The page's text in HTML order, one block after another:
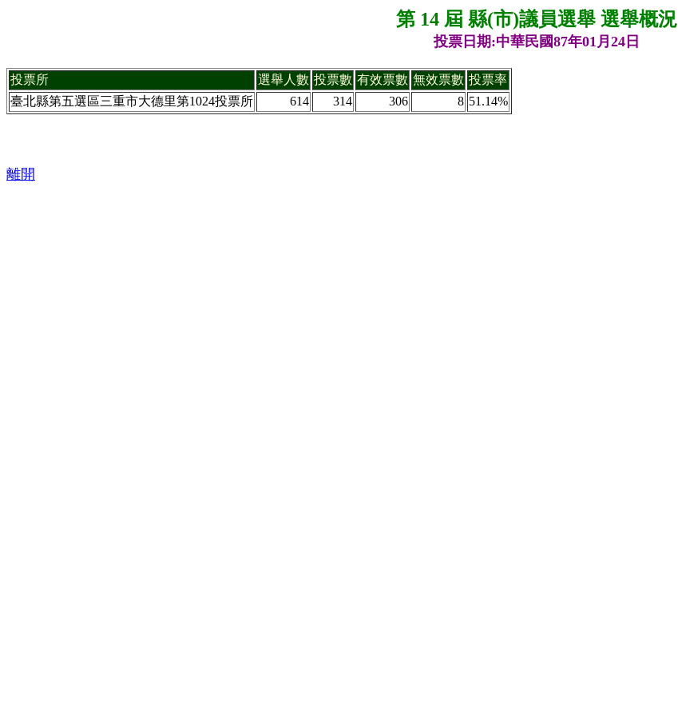
第 14 屆 縣(市)議員選舉 選舉概況
投票日期:中華民國87年01月24日
投票所 選舉人數 投票數 有效票數 無效票數 投票率
臺北縣第五選區三重市大德里第1024投票所
614 314 306 8 51.14%
離開